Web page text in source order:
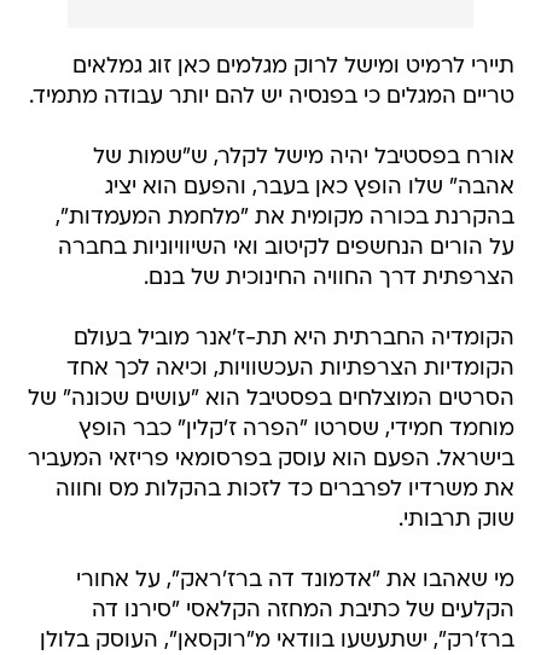
תיירי לרמיט ומישל לרוק מגלמים כאן זוג גמלאים
טריים המגלים כי בפנסיה יש להם יותר עבודה מתמיד.
אורח בפסטיבל יהיה מישל לקלר, ש"שמות של
אהבה" שלו הופץ כאן בעבר, והפעם הוא יציג
בהקרנת בכורה מקומית את "מלחמת המעמדות",
על הורים הנחשפים לקיטוב ואי השיוויוניות בחברה
הצרפתית דרך החוויה החינוכית של בנם.
הקומדיה החברתית היא תת-ז'אנר מוביל בעולם
הקומדיות הצרפתיות העכשוויות, וכיאה לכך אחד
הסרטים המוצלחים בפסטיבל הוא "עושים שכונה" של
מוחמד חמידי, שסרטו "הפרה ז'קלין" כבר הופץ
בישראל. הפעם הוא עוסק בפרסומאי פריזאי המעביר
את משרדיו לפרברים כד לזכות בהקלות מס וחווה
שוק תרבותי.
מי שאהבו את "אדמונד דה ברז'ראק", על אחורי
הקלעים של כתיבת המחזה הקלאסי "סירנו דה
ברז'רק", ישתעשעו בוודאי מ"רוקסאן", העוסק בלולן